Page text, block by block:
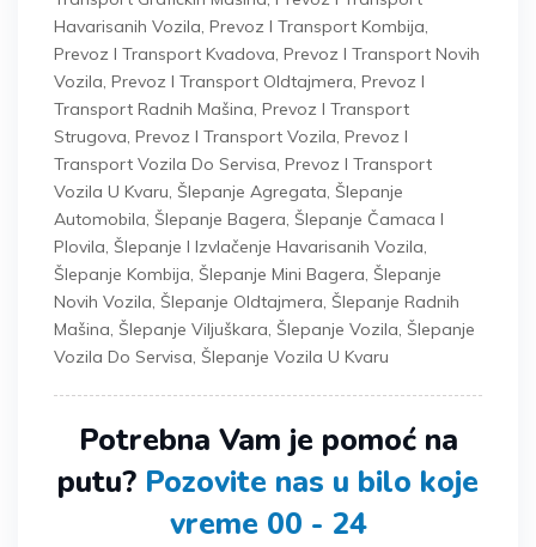
Havarisanih Vozila, Prevoz I Transport Kombija,
Prevoz I Transport Kvadova, Prevoz I Transport Novih
Vozila, Prevoz I Transport Oldtajmera, Prevoz I
Transport Radnih Mašina, Prevoz I Transport
Strugova, Prevoz I Transport Vozila, Prevoz I
Transport Vozila Do Servisa, Prevoz I Transport
Vozila U Kvaru, Šlepanje Agregata, Šlepanje
Automobila, Šlepanje Bagera, Šlepanje Čamaca I
Plovila, Šlepanje I Izvlačenje Havarisanih Vozila,
Šlepanje Kombija, Šlepanje Mini Bagera, Šlepanje
Novih Vozila, Šlepanje Oldtajmera, Šlepanje Radnih
Mašina, Šlepanje Viljuškara, Šlepanje Vozila, Šlepanje
Vozila Do Servisa, Šlepanje Vozila U Kvaru
Potrebna Vam je pomoć na
putu? Pozovite nas u bilo koje
vreme 00 - 24